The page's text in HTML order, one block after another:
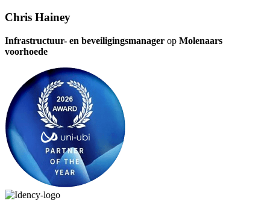
Chris Hainey
Infrastructuur- en beveiligingsmanager op Molenaars
voorhoede